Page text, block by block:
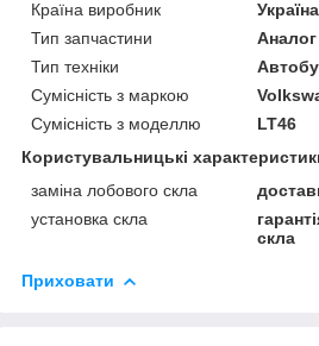
Країна виробник
Україна
Тип запчастини
Аналог
Тип техніки
Сумісність з маркою
Сумісність з моделлю
LT46
Користувальницькі
заміна лобового скла
установка скла
скла
Приховати